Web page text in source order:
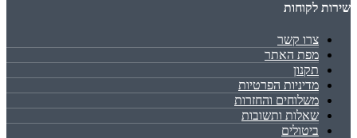
שירות לקוחות
צרו קשר
מפת האתר
תקנון
מדיניות הפרטיות
משלוחים והחזרות
שאלות ותשובות
ביטולים